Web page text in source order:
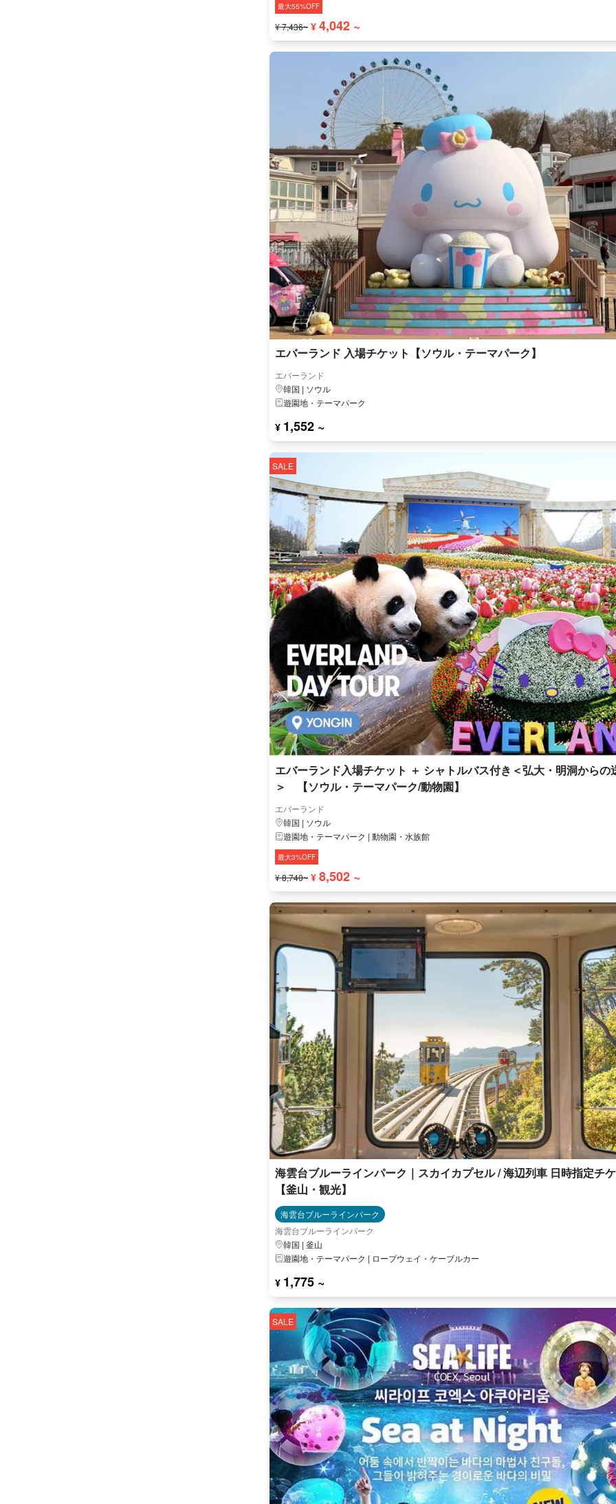
最大55%OFF
¥ 7,436~ ¥ 4,042 ~
エバーランド 入場チケット【ソウル・テーマパーク】
エバーランド
韓国 | ソウル
遊園地・テーマパーク
¥ 1,552 ~
SALE
エバーランド入場チケット ＋ シャトルバス付き＜弘大・明洞からの
＞ 【ソウル・テーマパーク/動物園】
エバーランド
韓国 | ソウル
遊園地・テーマパーク | 動物園・水族館
最大3%OFF
¥ 8,740~ ¥ 8,502 ~
海雲台ブルーラインパーク｜スカイカプセル / 海辺列車 日時指定チ
【釜山・観光】
海雲台ブルーラインパーク
海雲台ブルーラインパーク
韓国 | 釜山
遊園地・テーマパーク | ロープウェイ・ケーブルカー
¥ 1,775 ~
SALE